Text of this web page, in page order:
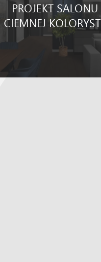
PROJEKT
CIEMNEJ